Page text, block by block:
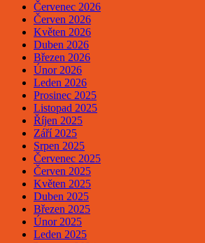
Červenec 2026
Červen 2026
Květen 2026
Duben 2026
Březen 2026
Únor 2026
Leden 2026
Prosinec 2025
Listopad 2025
Říjen 2025
Září 2025
Srpen 2025
Červenec 2025
Červen 2025
Květen 2025
Duben 2025
Březen 2025
Únor 2025
Leden 2025